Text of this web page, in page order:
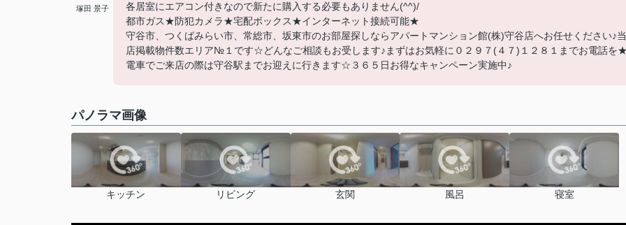
塚田 景子
各居室にエアコン付きなので新たに購入する必要もありません(^^)/
都市ガス★防犯カメラ★宅配ボックス★インターネット接続可能★
守谷市、つくばみらい市、常総市、坂東市のお部屋探しならアパートマンション館(株)守谷店へお任せください♪当
店掲載物件数エリア№１です☆どんなご相談もお受します♪まずはお気軽に０２９７(４７)１２８１までお電話を
電車でご来店の際は守谷駅までお迎えに行きます☆３６５日お得なキャンペーン実施中♪
パノラマ画像
キッチン リビング 玄関 風呂 寝室